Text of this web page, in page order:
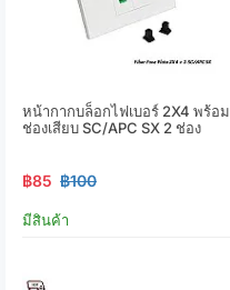
หน้ากากบล็อกไฟเบอร์ 2X4 พร้อม
ช่องเสียบ SC/APC SX 2 ช่อง
฿85 ฿100
มีสินค้า